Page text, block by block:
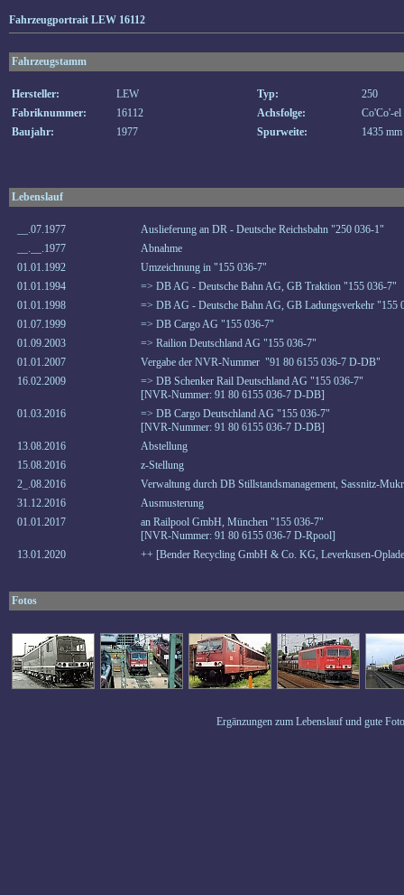
Fahrzeugportrait LEW 16112
Fahrzeugstamm
Hersteller: LEW Typ:
250
Fabriknummer:
16112 Achsfolge:
Co'Co'-el
Baujahr:
1977 Spurweite: 1435 mm
Lebenslauf
__.07.1977
Auslieferung an DR - Deutsche Reichsbahn "250 036-1"
__.__.1977
Abnahme
01.01.1992
Umzeichnung in "155 036-7"
01.01.1994
=> DB AG - Deutsche Bahn AG, GB Traktion "155 036-7"
01.01.1998
=> DB AG - Deutsche Bahn AG, GB Ladungsverkehr "155
01.07.1999
=> DB Cargo AG "155 036-7"
01.09.2003
=> Railion Deutschland AG "155 036-7"
01.01.2007
Vergabe der NVR-Nummer "91 80 6155 036-7 D-DB"
16.02.2009
=> DB Schenker Rail Deutschland AG "155 036-7"
[NVR-Nummer: 91 80 6155 036-7 D-DB]
01.03.2016
=> DB Cargo Deutschland AG "155 036-7"
[NVR-Nummer: 91 80 6155 036-7 D-DB]
13.08.2016
Abstellung
15.08.2016
z-Stellung
2_.08.2016
Verwaltung durch DB Stillstandsmanagement, Sassnitz-
31.12.2016
Ausmusterung
01.01.2017
an Railpool GmbH, München "155 036-7"
[NVR-Nummer: 91 80 6155 036-7 D-Rpool]
13.01.2020
++ [Bender Recycling GmbH & Co. KG, Leverkusen-
Fotos
Ergänzungen zum Lebenslauf und gute